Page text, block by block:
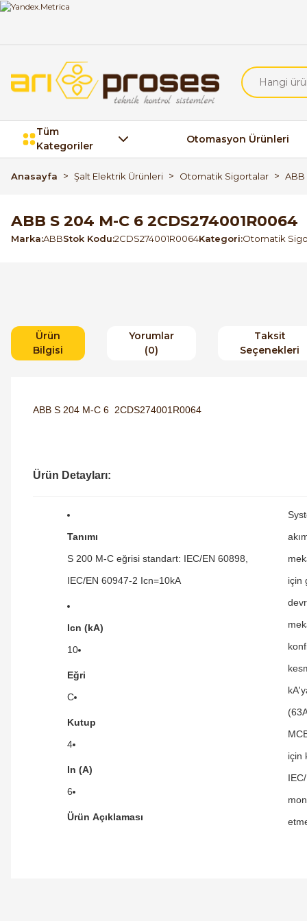
Tüm
Kategoriler
Otomasyon Ürünleri
Anasayfa Şalt Elektrik Ürünleri Otomatik Sigortalar ABB
ABB S 204 M-C 6 2CDS274001R0064
Marka ABBStok Kodu 2CDS274001R0064Kategori Otomatik
Ürün
Bilgisi
Yorumlar
(0)
Taksit
Seçenekleri
ABB S 204 M-C 6 2CDS274001R0064
Ürün Detayları:
Tanımı
S 200 M-C eğrisi standart: IEC/EN 60898,
IEC/EN 60947-2 Icn=10kA
Icn (kA)
10
Eğri
C
Kutup
4
In (A)
6
Ürün Açıklaması
için
için